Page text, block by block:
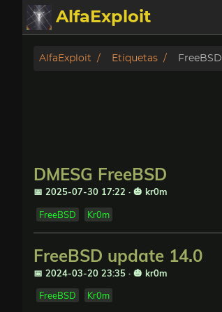
AlfaExploit
Categorias
Badguys
Donar
AlfaExploit Etiquetas FreeBSD
DMESG FreeBSD
📅 2025-07-30 17:22 · 🎃 kr0m
FreeBSD Kr0m
FreeBSD update 14.0
📅 2024-03-20 23:35 · 🎃 kr0m
FreeBSD Kr0m